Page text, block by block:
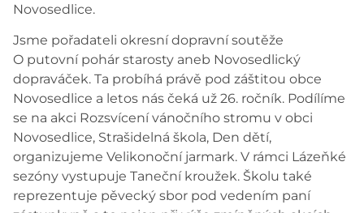
Novosedlice.
Jsme pořadateli okresní dopravní soutěže
O putovní pohár starosty aneb Novosedlický
dopraváček. Ta probíhá právě pod záštitou obce
Novosedlice a letos nás čeká už 26. ročník. Podílíme
se na akci Rozsvícení vánočního stromu v obci
Novosedlice, Strašidelná škola, Den dětí,
organizujeme Velikonoční jarmark. V rámci Lázeňké
sezóny vystupuje Taneční kroužek. Školu také
reprezentuje pěvecký sbor pod vedením paní